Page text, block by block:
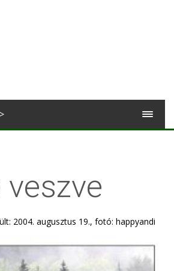
veszve
2004. augusztus 19., fotó: happyandi